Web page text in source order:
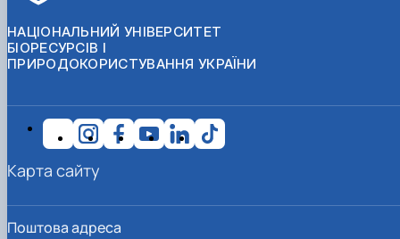
НАЦІОНАЛЬНИЙ УНІВЕРСИТЕТ
БІОРЕСУРСІВ І
ПРИРОДОКОРИСТУВАННЯ УКРАЇНИ
Поштова адреса
Карта сайту